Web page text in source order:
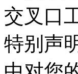
交叉口
特别声